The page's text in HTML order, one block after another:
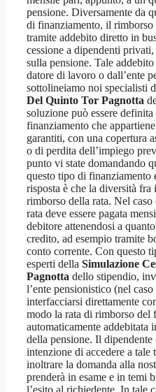
pensione. Diversamente da
di finanziamento, il
tramite addebito diretto in
cessione a dipendenti
sulla pensione. Tale
datore di lavoro o dall’ente
sottolineiamo noi specialisti
Del Quinto Tor Pagnotta
soluzione può essere
finanziamento che
garantiti, con una copertura
o di perdita dell’impiego
punto vi state domandando
questo tipo di finanziamento
risposta è che la diversità
rimborso della rata. Nel
rata deve essere pagata
debitore attenendosi a
credito, ad esempio tramite
conto corrente. Con questo
esperti della Simulazione
Pagnotta dello stipendio,
l’ente pensionistico (nel
interfacciarsi direttamente
modo la rata di rimborso del
automaticamente addebitata
della pensione. Il
intenzione di accedere a
inoltrare la domanda alla
prenderà in esame e in temi
l’esito al richiedente. In tale